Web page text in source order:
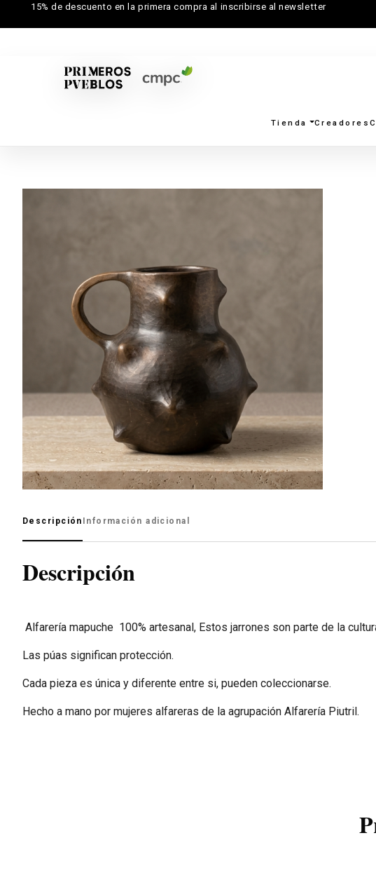
15% de descuento en la primera compra al inscribirse al newsletter
Tienda Creadores
Descripción Información adicional
Descripción
Alfarería mapuche 100% artesanal, Estos jarrones son parte de la
Las púas significan protección.
Cada pieza es única y diferente entre si, pueden coleccionarse.
Hecho a mano por mujeres alfareras de la agrupación Alfarería Piutril.